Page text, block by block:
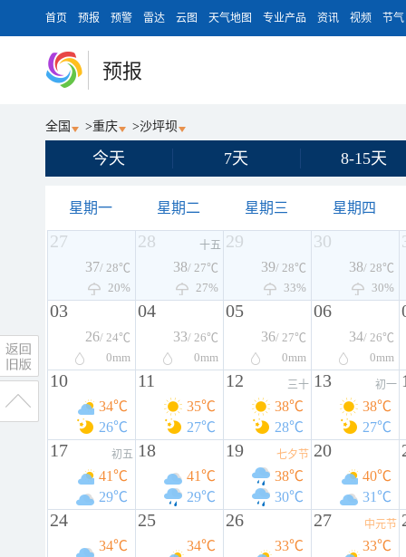
首页 预报 预警 雷达 云图 天气地图 专业产品 资讯 视频 节气
预报
全国 >重庆 >沙坪坝
今天 7天 8-15天
星期一 星期二 星期三 星期四
27
37/ 28℃
20%
28 十五
38/ 27℃
27%
29
39/ 28℃
33%
30
38/ 28℃
30%
03
26/ 24℃
0mm
04
33/ 26℃
0mm
05
36/ 27℃
0mm
06
34/ 26℃
0mm
10
34℃
26℃
11
35℃
27℃
12 三十
38℃
28℃
13 初一
38℃
27℃
17 初五
41℃
29℃
18
41℃
29℃
19 七夕节
38℃
30℃
20
40℃
31℃
24
34℃
25
34℃
26
33℃
27 中元节
33℃